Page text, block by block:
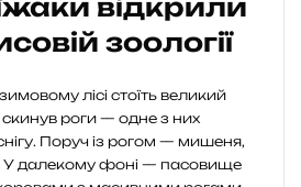
відкрили
зоології